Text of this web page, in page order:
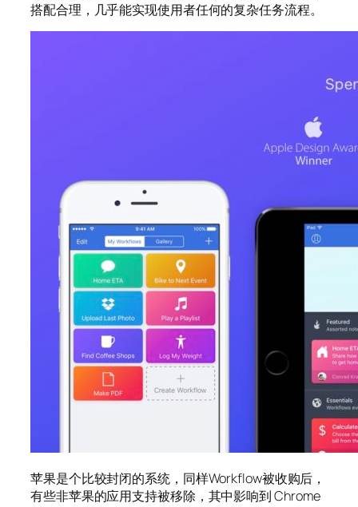
搭配合理，几乎能实现使用者任何的复杂任务流程。
苹果是个比较封闭的系统，同样Workflow被收购后，
有些非苹果的应用支持被移除，其中影响到 Chrome